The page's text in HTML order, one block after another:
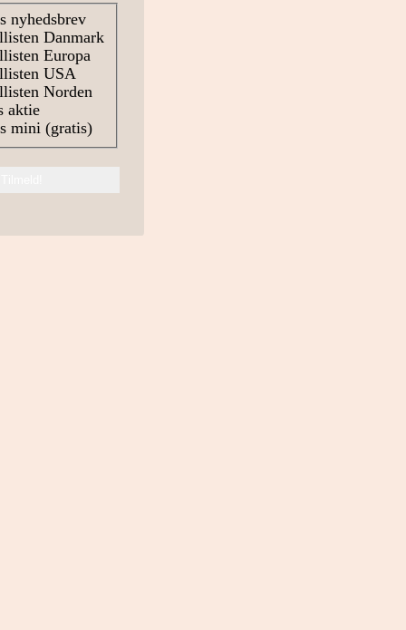
nyhedsbrev
Danmark
Europa
USA
Norden
aktie
mini (gratis)